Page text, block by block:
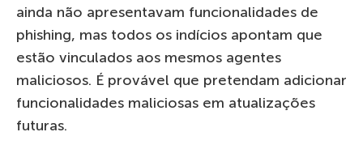
ainda não apresentavam funcionalidades de
phishing, mas todos os indícios apontam que
estão vinculados aos mesmos agentes
maliciosos. É provável que pretendam adicionar
funcionalidades maliciosas em atualizações
futuras.